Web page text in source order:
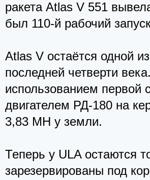
ракета Atlas V 551
был 110-й рабочий
Atlas V остаётся одной
последней четверти
использованием первой
двигателем РД-180 на
3,83 МН у земли.
Теперь у ULA остаются
зарезервированы под